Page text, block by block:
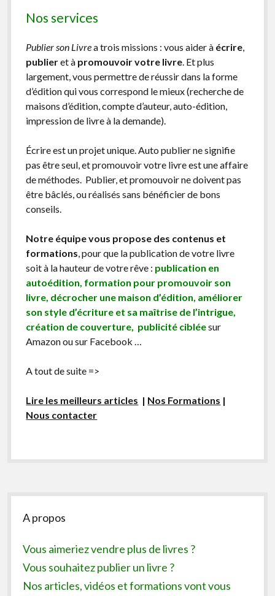
ligne
formule)
Nos services
Publier son Livrea trois missions : vous aider à écrire
publieret à promouvoir votre livre . Et plus
largement, vous permettre de réussir dans la forme
d’édition qui vous correspond le mieux (recherche de
maisons d’édition, compte d’auteur, auto-édition,
impression de livre à la demande).
Écrire est un projet unique. Auto publier ne signifie
pas être seul, et promouvoir votre livre est une affaire
de méthodes. Publier, et promouvoir ne doivent pas
être bâclés, ou réalisés sans bénéficier de bons
conseils.
Notre équipe vous propose des contenus et
formations , pour que la publication de votre livre
soit à la hauteur de votre rêve : publication en
autoédition, formation pour promouvoir son
livre, décrocher une maison d’édition, améliorer
son style d’écriture et sa maîtrise de l’intrigue,
création de couverture, publicité cibléesur
Amazon ou sur Facebook …
A tout de suite =>
Lire les meilleurs articles | Nos Formations |
Nous contacter
Sidebar
A propos
Vous aimeriez vendre plus de livres ?
Vous souhaitez publier un livre ?
Nos articles, vidéos et formations vont vous